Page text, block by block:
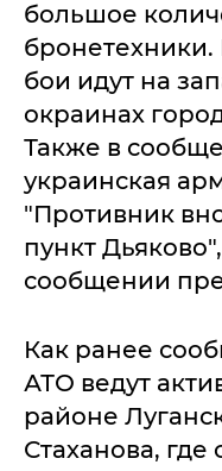
большое
бои идут на
окраинах
Также в
украинская
"Противник
пункт
сообщении
Как ранее
АТО ведут
районе
Стаханова, где